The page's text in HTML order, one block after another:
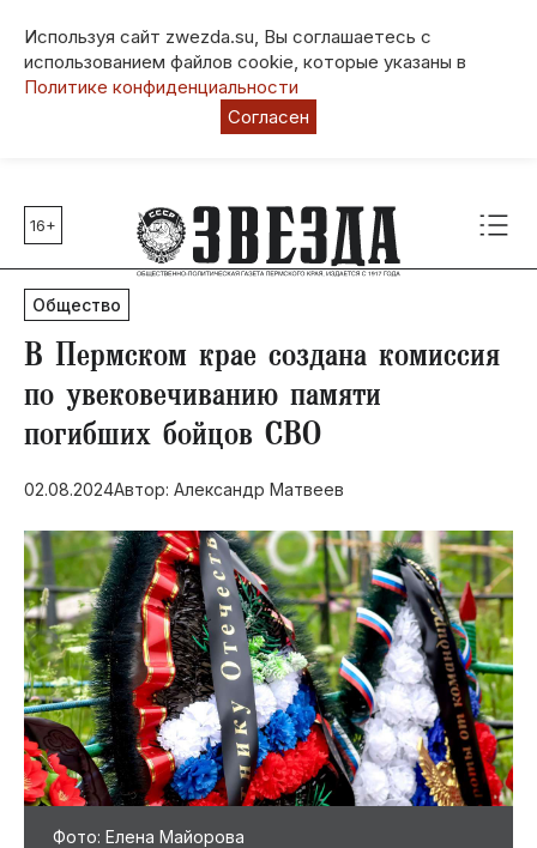
Используя сайт zwezda.su, Вы соглашаетесь с
использованием файлов cookie, которые указаны в
Политике конфиденциальности
Согласен
Главные темы
80 лет Победы
Молодежная столица РФ
СВО
Социальная поддержка
Инфраструктура
Благоустройство
16+
Общество
В Пермском крае создана комиссия
по увековечиванию памяти
погибших бойцов СВО
02.08.2024Автор: Александр Матвеев
Фото: Елена Майорова